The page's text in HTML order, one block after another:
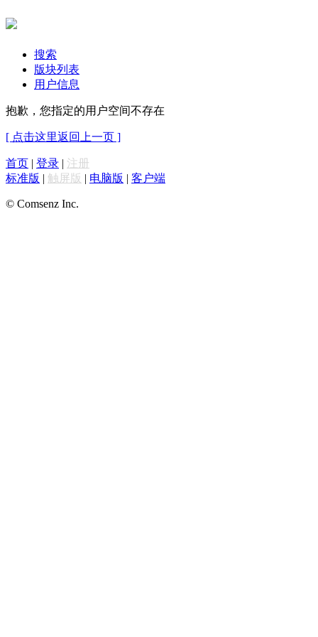
搜索
版块列表
用户信息
抱歉，您指定的用户空间不存在
[ 点击这里返回上一页 ]
首页 | 登录 | 注册
标准版 | 触屏版 | 电脑版 | 客户端
© Comsenz Inc.